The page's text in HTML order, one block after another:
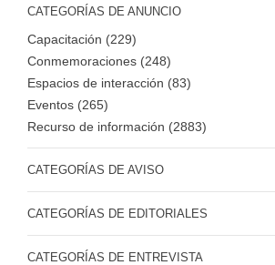
CATEGORÍAS DE ANUNCIO
Capacitación (229)
Conmemoraciones (248)
Espacios de interacción (83)
Eventos (265)
Recurso de información (2883)
CATEGORÍAS DE AVISO
CATEGORÍAS DE EDITORIALES
CATEGORÍAS DE ENTREVISTA